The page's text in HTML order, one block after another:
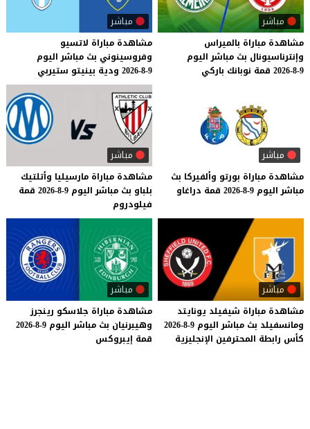
مباشر
مشاهدة مباراة بالميراس
وإنترناسيونال بث مباشر اليوم
9-8-2026
قمة نوبانك باركي
مباشر
مشاهدة مباراة لاتسيو
وفروسينوني بث مباشر اليوم
9-8-2026
ودية بينيتو ستيربي
مباشر
مشاهدة مباراة بورتو وألفيركا بث
مباشر اليوم 9-8-2026 قمة دراغاو
مباشر
مشاهدة مباراة مارسيليا وأتلتيك
بلباو بث مباشر اليوم 9-8-2026
قمة
فيلودروم
مباشر
مشاهدة مباراة شيفيلد يونايتد
ومانسفيلد بث مباشر اليوم 9-8-2026
كأس رابطة المحترفين الإنجليزية
مباشر
مشاهدة مباراة جلاسكو رينجرز
وهيبرنيان بث مباشر اليوم 9-8-2026
قمة إيبروكس